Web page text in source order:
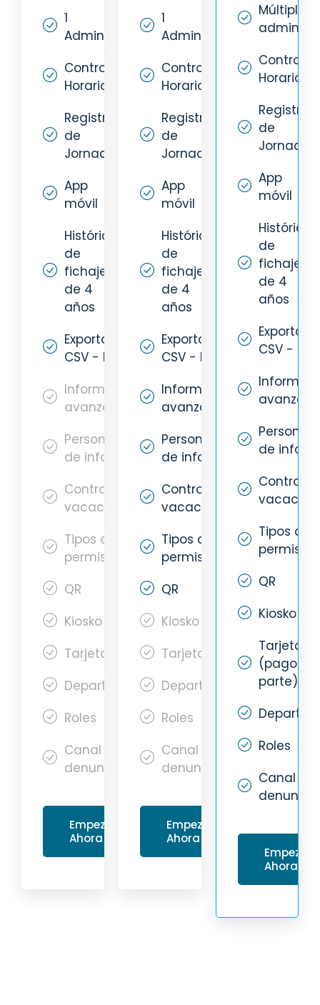
1
Administrador
Control
Horario
Registro
de
Jornada
App
móvil
Histórico
de
fichajes
de 4
años
Exportación
CSV - PDF
Informes
avanzados
Personalización
de informes
Control de
vacaciones
Tipos de
permisos
QR
Kiosko
Tarjetas
Departamentos
Roles
Canal de
denuncias
Empezar
Ahora
1
Administrador
Control
Horario
Registro
de
Jornada
App
móvil
Histórico
de
fichajes
de 4
años
Exportación
CSV - PDF
Informes
avanzados
Personalización
de informes
Control de
vacaciones
Tipos de
permisos
QR
Kiosko
Tarjetas
Departamentos
Roles
Canal de
denuncias
Empezar
Ahora
Múltiples
Control
Horario
Registro
de
Jornada
App
móvil
Histórico
de
fichajes
de 4
años
CSV - PDF
Informes
de
Control
Tipos de
permisos
QR
Kiosko
Tarjetas
(pago a
parte)
Roles
Canal de
Empezar
Ahora